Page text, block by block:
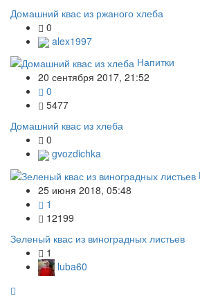
Домашний квас из ржаного хлеба
0
alex1997
Напитки
20 сентября 2017, 21:52
0
5477
Домашний квас из хлеба
0
gvozdichka
25 июня 2018, 05:48
1
12199
Зеленый квас из виноградных листьев
1
luba60